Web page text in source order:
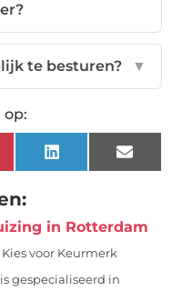
te besturen? ▼
op:
LinkedIn Email
in Rotterdam
voor Keurmerk
gespecialiseerd in